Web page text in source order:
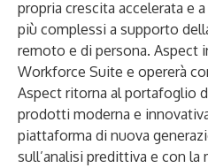
propria crescita accelerata e
più complessi a supporto
remoto e di persona. Aspect
Workforce Suite e opererà
Aspect ritorna al portafoglio
prodotti moderna e
piattaforma di nuova
sull’analisi predittiva e con la